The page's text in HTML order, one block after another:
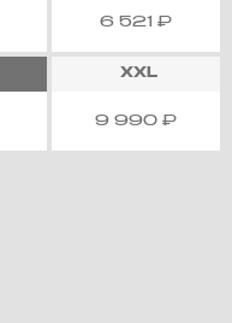
6 521 ₽
XXL
9 990 ₽